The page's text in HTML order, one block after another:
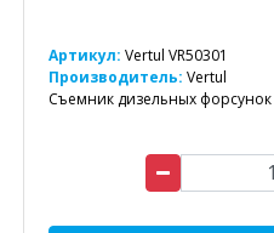
Артикул: Vertul VR50301
Производитель: Vertul
Съемник дизельных форсунок